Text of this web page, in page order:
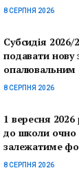
8 СЕРПНЯ 2026
Субсидія
подавати нову
опалювальним
8 СЕРПНЯ 2026
1 вересня 2026
до школи очно
залежатиме
8 СЕРПНЯ 2026